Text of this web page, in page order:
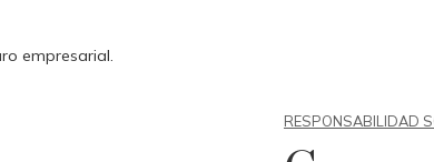
empresarial.
RESPONSABILIDAD